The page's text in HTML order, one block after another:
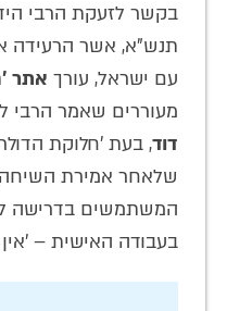
בקשר לזעקת הרבי
תנש"א, אשר הרעידה
עם ישראל, עורך אתר
מעוררים שאמר הרבי
דוד, בעת 'חלוקת
שלאחר אמירת
המשתמשים בדרישה
בעבודה האישית –